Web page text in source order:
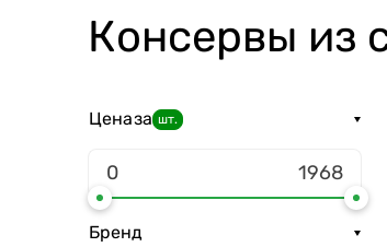
Консервы из
Ценаза шт.
Бренд